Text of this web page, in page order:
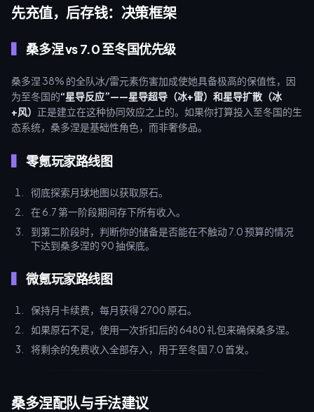
先充值，后存钱：决策框架
桑多涅 vs 7.0 至冬国优先级
桑多涅 38% 的全队冰/雷元素伤害加成使她具备极高的保值性，因
为至冬国的“星导反应”——星导超导（冰+雷）和星导扩散（冰
+风） 正是建立在这种协同效应之上的。如果你打算投入至冬国的生
态系统，桑多涅是基础性角色，而非奢侈品。
零氪玩家路线图
彻底探索月球地图以获取原石。
在 6.7 第一阶段期间存下所有收入。
到第二阶段时，判断你的储备是否能在不触动 7.0 预算的情况
下达到桑多涅的 90 抽保底。
微氪玩家路线图
保持月卡续费，每月获得 2700 原石。
如果原石不足，使用一次折扣后的 6480 礼包来确保桑多涅。
将剩余的免费收入全部存入，用于至冬国 7.0 首发。
桑多涅配队与手法建议